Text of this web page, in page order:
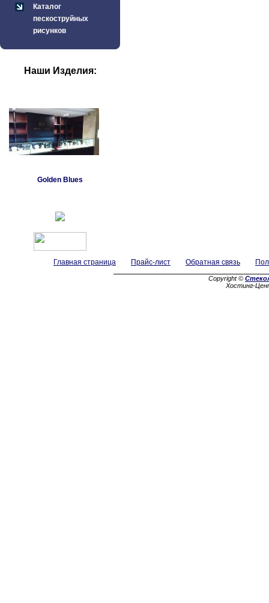
Каталог
пескоструйных
рисунков
Наши Изделия:
Golden Blues
Главная страница Прайс-лист Обратная связь
Copyright ©
Хостинг-